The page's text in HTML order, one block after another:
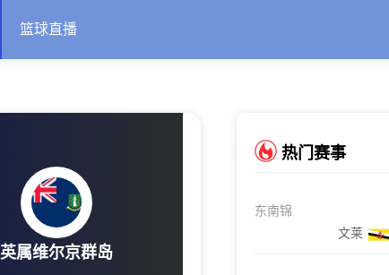
篮球直播
英属维尔京群岛
热门赛事
东南锦
文莱